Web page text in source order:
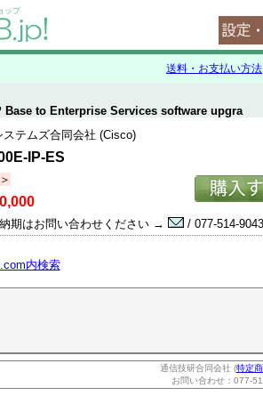
ップ
送料・お支払い方法
Base to Enterprise Services software upgra
ステムズ合同会社 (Cisco)
IP-ES
期はお問い合わせください →
/ 077-514-
内検索
通信技研合同会社 (特定
お問い合わせ：077-